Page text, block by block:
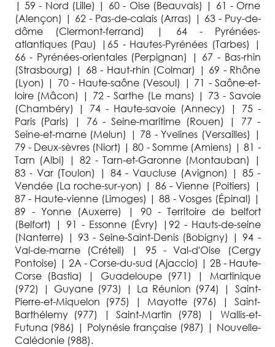
| 59 - Nord (Lille) | 60 - Oise (Beauvais) | 61 - Orne
(Alençon) | 62 - Pas-de-calais (Arras) | 63 - Puy-de-
dôme (Clermont-ferrand) | 64 - Pyrénées-
atlantiques (Pau) |65 - Hautes-Pyrénées (Tarbes) |
66 - Pyrénées-orientales (Perpignan) | 67 - Bas-rhin
(Strasbourg) | 68 - Haut-rhin (Colmar) | 69 - Rhône
(Lyon) | 70 - Haute-saône (Vesoul) | 71 - Saône-et-
loire (Mâcon) | 72 - Sarthe (Le mans) | 73 - Savoie
(Chambéry) | 74 - Haute-savoie (Annecy) | 75 -
Paris (Paris) | 76 - Seine-maritime (Rouen) | 77 -
Seine-et-marne (Melun) | 78 - Yvelines (Versailles) |
79 - Deux-sèvres (Niort) | 80 - Somme (Amiens) | 81 -
Tarn (Albi) | 82 - Tarn-et-Garonne (Montauban) |
83 - Var (Toulon) | 84 - Vaucluse (Avignon) | 85 -
Vendée (La roche-sur-yon) | 86 - Vienne (Poitiers) |
87 - Haute-vienne (Limoges) | 88 - Vosges (Épinal) |
89 - Yonne (Auxerre) | 90 - Territoire de belfort
(Belfort) | 91 - Essonne (Évry) |92 - Hauts-de-seine
(Nanterre) | 93 - Seine-Saint-Denis (Bobigny) | 94 -
Val-de-marne (Créteil) | 95 - Val-d'Oise (Cergy
Pontoise) | 2A - Corse-du-sud (Ajaccio) | 2B - Haute-
Corse (Bastia) | Guadeloupe (971) | Martinique
(972) | Guyane (973) | La Réunion (974) | Saint-
Pierre-et-Miquelon (975) | Mayotte (976) | Saint-
Barthélemy (977) | Saint-Martin (978) | Wallis-et-
Futuna (986) | Polynésie française (987) | Nouvelle-
Calédonie (988).